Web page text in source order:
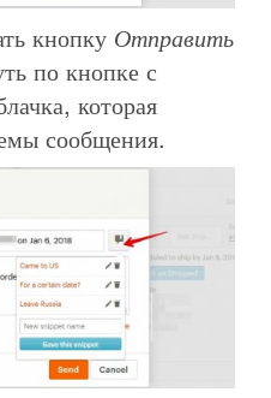
кнопку Отправить
по кнопке с
которая
сообщения.